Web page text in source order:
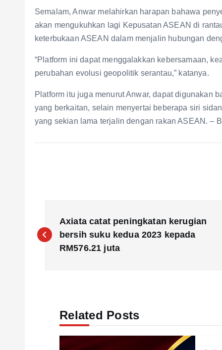
Semalam, Anwar melahirkan harapan bahawa
akan mengukuhkan lagi Kepusatan ASEAN di
keterbukaan ASEAN dalam menjalin hubungan
“Platform ini dapat menggalakkan kebersamaan,
perubahan evolusi geopolitik serantau,” katanya.
Platform itu juga menurut Anwar, dapat digunakan
yang berkaitan, selain menyertai beberapa siri
yang sekian lama terjalin dengan rakan ASEAN. –
o
Axiata catat peningkatan kerugian
bersih suku kedua 2023 kepada
RM576.21 juta
Related Posts